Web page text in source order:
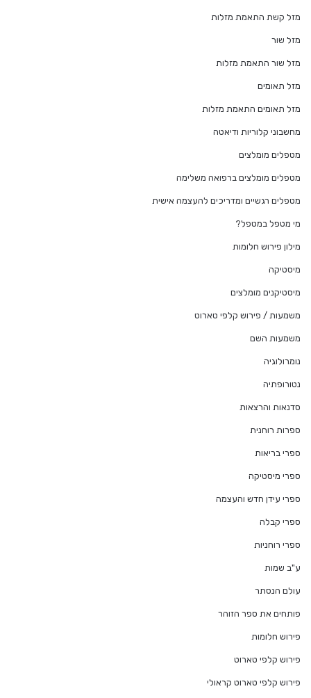
מזל קשת התאמת מזלות
מזל שור
מזל שור התאמת מזלות
מזל תאומים
מזל תאומים התאמת מזלות
מחשבוני קלוריות ודיאטה
מטפלים מומלצים
מטפלים מומלצים ברפואה משלימה
מטפלים רגשיים ומדריכים להעצמה אישית
מי מטפל במטפל?
מילון פירוש חלומות
מיסטיקה
מיסטיקנים מומלצים
משמעות / פירוש קלפי טארוט
משמעות השם
נומרולוגיה
נטורופתיה
סדנאות והרצאות
ספרות רוחנית
ספרי בריאות
ספרי מיסטיקה
ספרי עידן חדש והעצמה
ספרי קבלה
ספרי רוחניות
ע"ב שמות
עולם הנסתר
פותחים את ספר הזוהר
פירוש חלומות
פירוש קלפי טארוט
פירוש קלפי טארוט קראולי